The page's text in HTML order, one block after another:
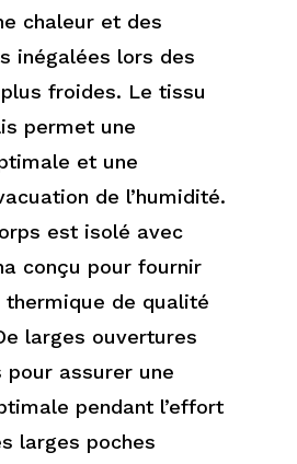
chaleur et des
inégalées lors des
froides. Le tissu
permet une
et une
de l’humidité.
est isolé avec
conçu pour fournir
thermique de qualité
larges ouvertures
pour assurer une
pendant l’effort
larges poches